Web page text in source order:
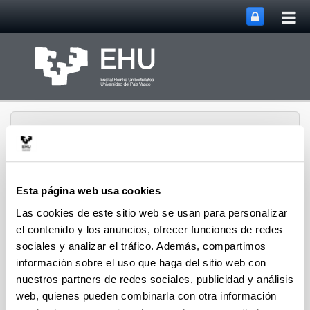
Esta página web usa cookies
Las cookies de este sitio web se usan para personalizar
el contenido y los anuncios, ofrecer funciones de redes
sociales y analizar el tráfico. Además, compartimos
información sobre el uso que haga del sitio web con
nuestros partners de redes sociales, publicidad y análisis
web, quienes pueden combinarla con otra información
Departamento de
Tecnología Electrónica
Menú